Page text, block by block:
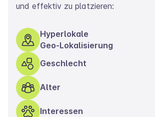
und effektiv zu platzieren:
Hyperlokale
Geo-Lokalisierung
Geschlecht
Alter
Interessen